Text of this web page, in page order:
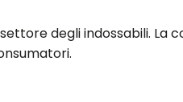
degli indossabili.